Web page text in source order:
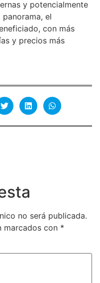
y potencialmente
panorama, el
con más
y precios más
no será publicada.
marcados con *